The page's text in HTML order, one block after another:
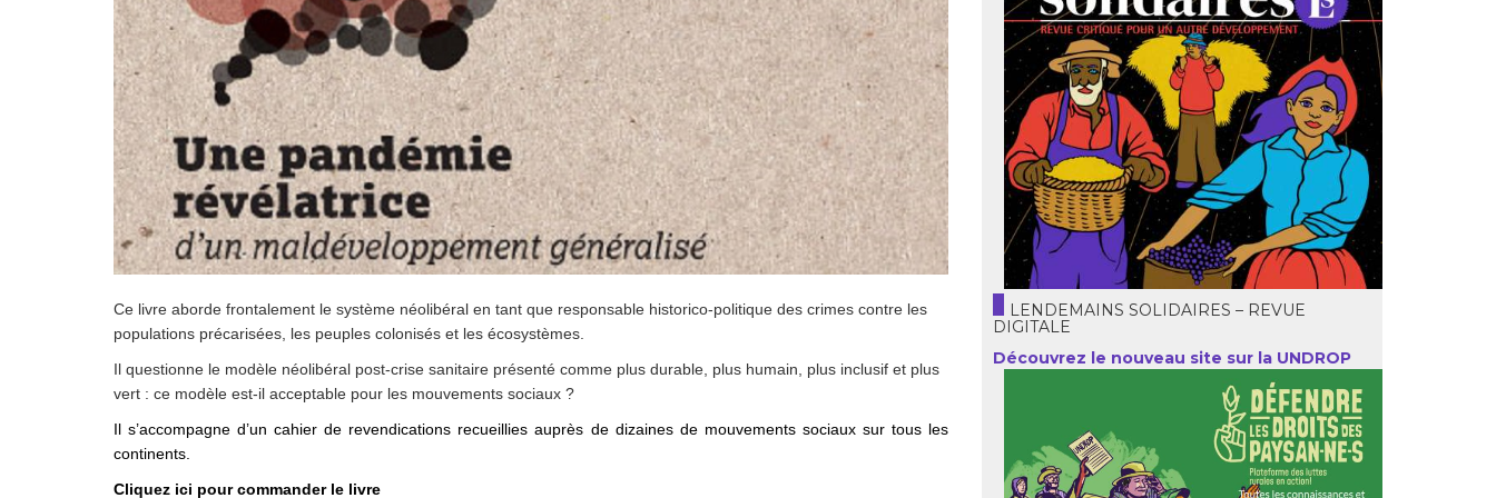
Droit au
développement
Par pays Argentine
Bolivie
Brésil
Chili
Colombie
Cuba
Equateur
Espagne
Déclarations à l’ONU
Conférences
Archives à
disposition
Cahiers critiques
Diffusion librairies
Ce livre aborde frontalement le système néolibéral en tant que responsable historico-politique des crimes contre les
populations précarisées, les peuples colonisés et les écosystèmes.
Il questionne le modèle néolibéral post-crise sanitaire présenté comme plus durable, plus humain, plus inclusif et plus
vert : ce modèle est-il acceptable pour les mouvements sociaux ?
Il s’accompagne d’un cahier de revendications recueillies auprès de dizaines de mouvements sociaux sur tous les
continents.
Cliquez ici pour commander le livre
LENDEMAINS SOLIDAIRES – REVUE
DIGITALE
Découvrez le nouveau site sur la UNDROP